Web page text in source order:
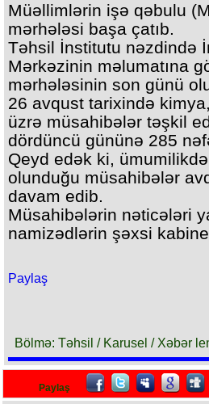
Müəllimlərin işə qəbulu
mərhələsi başa çatıb.
Təhsil İnstitutu nəzdində
Mərkəzinin məlumatına
mərhələsinin son günü
26 avqust tarixində
üzrə müsahibələr təşkil
dördüncü gününə 285
Qeyd edək ki,
olunduğu müsahibələr
davam edib.
Müsahibələrin nəticələri
namizədlərin şəxsi
Paylaş
Bölmə: Təhsil / Karusel / Xəbər
Paylaş